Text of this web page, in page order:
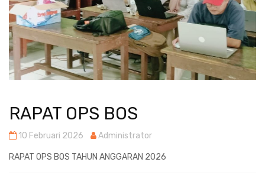
RAPAT OPS BOS
10 Februari 2026 Administrator
RAPAT OPS BOS TAHUN ANGGARAN 2026